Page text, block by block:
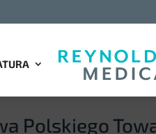
Polskiego